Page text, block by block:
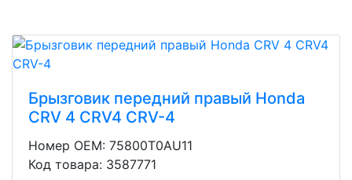
Брызговик передний правый Honda
CRV 4 CRV4 CRV-4
Номер OEM: 75800T0AU11
Код товара: 3587771